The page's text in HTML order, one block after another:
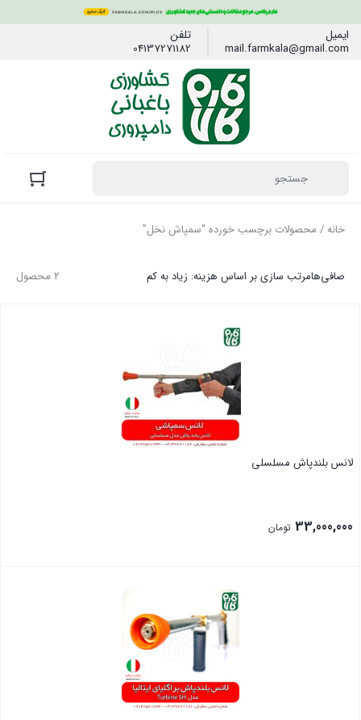
ایمیل
mail.farmkala@gmail.com
تلفن
04137271182
خانه/ محصولات برچسب خورده “سمپاش نخل”
2 محصول صافی‌هامرتب سازی بر اساس هزینه: زیاد به کم
لانس بلندپاش مسلسلی
33,000,000 تومان